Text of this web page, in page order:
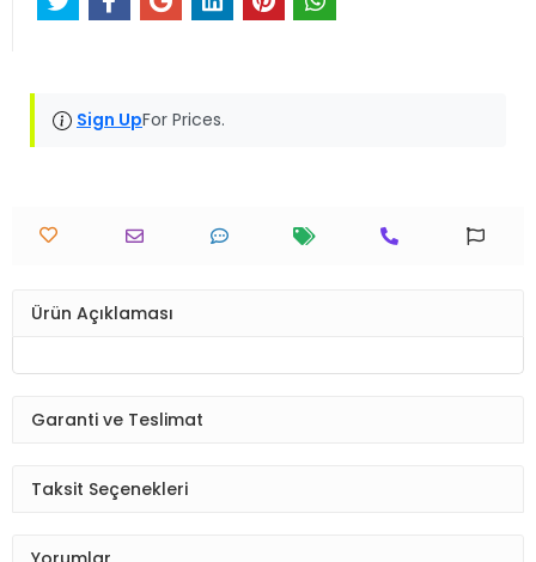
Sign UpFor Prices.
Ürün Açıklaması
Garanti ve Teslimat
Taksit Seçenekleri